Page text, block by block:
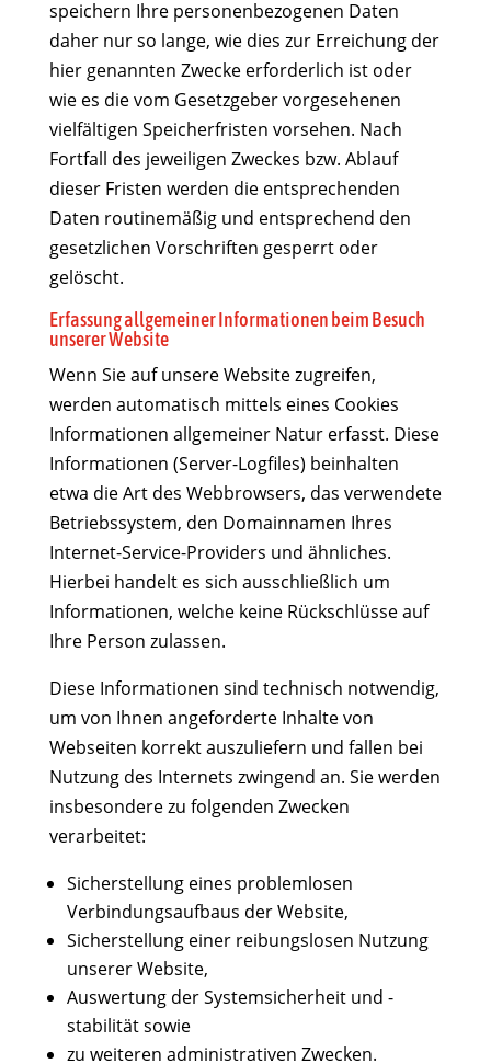
speichern Ihre personenbezogenen Daten
daher nur so lange, wie dies zur Erreichung der
hier genannten Zwecke erforderlich ist oder
wie es die vom Gesetzgeber vorgesehenen
vielfältigen Speicherfristen vorsehen. Nach
Fortfall des jeweiligen Zweckes bzw. Ablauf
dieser Fristen werden die entsprechenden
Daten routinemäßig und entsprechend den
gesetzlichen Vorschriften gesperrt oder
gelöscht.
Erfassung allgemeiner Informationen beim Besuch
unserer Website
Wenn Sie auf unsere Website zugreifen,
werden automatisch mittels eines Cookies
Informationen allgemeiner Natur erfasst. Diese
Informationen (Server-Logfiles) beinhalten
etwa die Art des Webbrowsers, das verwendete
Betriebssystem, den Domainnamen Ihres
Internet-Service-Providers und ähnliches.
Hierbei handelt es sich ausschließlich um
Informationen, welche keine Rückschlüsse auf
Ihre Person zulassen.
Diese Informationen sind technisch notwendig,
um von Ihnen angeforderte Inhalte von
Webseiten korrekt auszuliefern und fallen bei
Nutzung des Internets zwingend an. Sie werden
insbesondere zu folgenden Zwecken
verarbeitet:
Sicherstellung eines problemlosen
Verbindungsaufbaus der Website,
Sicherstellung einer reibungslosen Nutzung
unserer Website,
Auswertung der Systemsicherheit und -
stabilität sowie
zu weiteren administrativen Zwecken.